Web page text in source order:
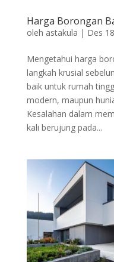
Harga Borongan
oleh astakula | Des
Mengetahui harga
langkah krusial
baik untuk rumah
modern, maupun
Kesalahan dalam
kali berujung pada...